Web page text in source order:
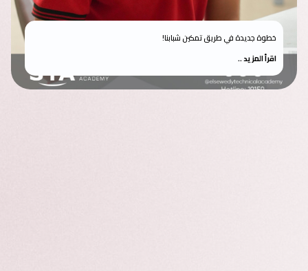
خطوة جديدة في طريق تمكين شبابنا!
اقرأ المزيد ..